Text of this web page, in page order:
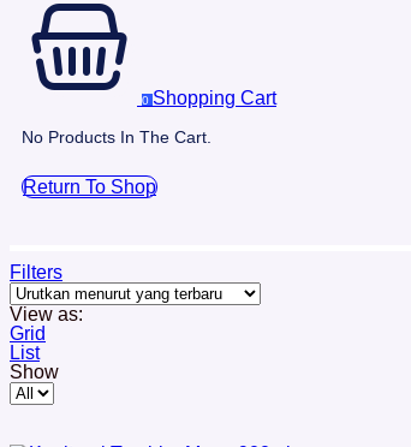
0 Shopping Cart
No Products In The Cart.
Return To Shop
Filters
View as:
Grid
List
Show